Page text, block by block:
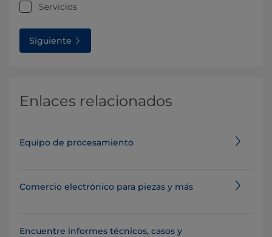
Servicios
Siguiente
Enlaces relacionados
Equipo de procesamiento
Comercio electrónico para piezas y más
Encuentre informes técnicos, casos y